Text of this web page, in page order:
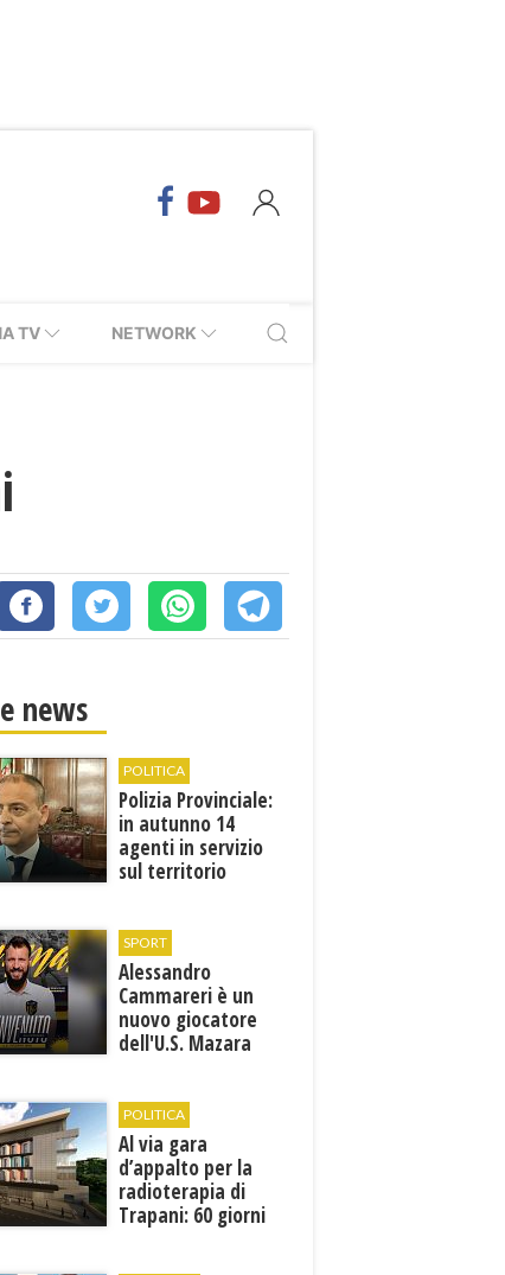
TV NETWORK
news
POLITICA
Polizia Provinciale:
in autunno 14
agenti in servizio
sul territorio
SPORT
Alessandro
Cammareri è un
nuovo giocatore
dell'U.S. Mazara
POLITICA
Al via gara
d’appalto per la
radioterapia di
Trapani: 60 giorni